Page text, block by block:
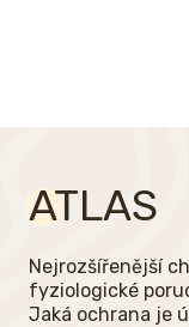
ATLAS
Nejrozšířenější
fyziologické
Jaká ochrana je